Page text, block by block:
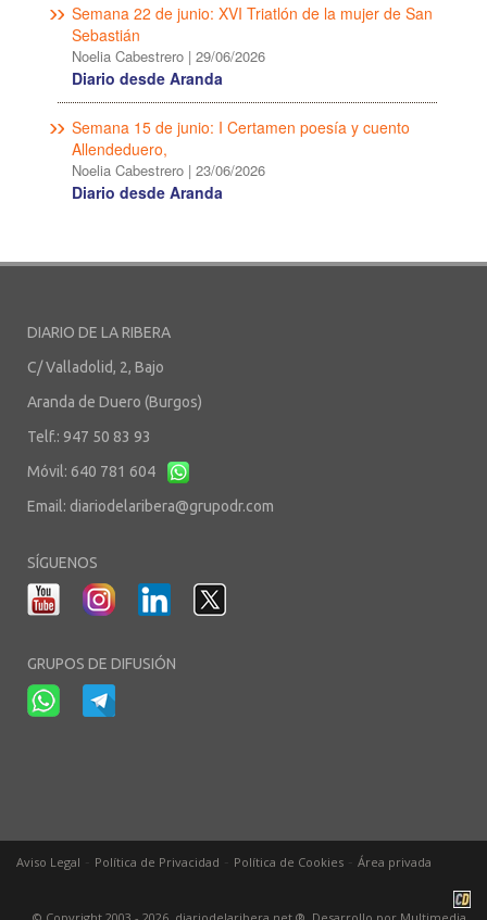
Semana 22 de junio: XVI Triatlón de la mujer de San
Sebastián
Noelia Cabestrero | 29/06/2026
Diario desde Aranda
Semana 15 de junio: I Certamen poesía y cuento
Allendeduero,
Noelia Cabestrero | 23/06/2026
Diario desde Aranda
DIARIO DE LA RIBERA
C/ Valladolid, 2, Bajo
Aranda de Duero (Burgos)
Telf.: 947 50 83 93
Móvil: 640 781 604
Email: diariodelaribera@grupodr.com
SÍGUENOS
GRUPOS DE DIFUSIÓN
Aviso Legal Política de Privacidad Política de Cookies Área privada